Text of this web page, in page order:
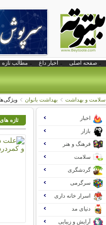
صفحه اصلی اخبار داغ مطالب تازه
سلامت و بهداشت بهداشت بانوان
تازه اخبار
بازار
فرهنگ و هنر
سلامت
گردشگری
سرگرمی
اسرار خانه داری
دنیای مد
آرایش و زیبایی